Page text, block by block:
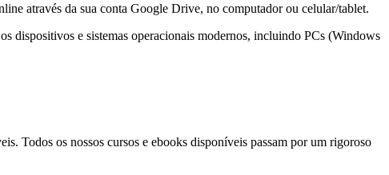
através da sua conta Google Drive, no computador ou celular/tablet.
dispositivos e sistemas operacionais modernos, incluindo PCs (Windows
Todos os nossos cursos e ebooks disponíveis passam por um rigoroso